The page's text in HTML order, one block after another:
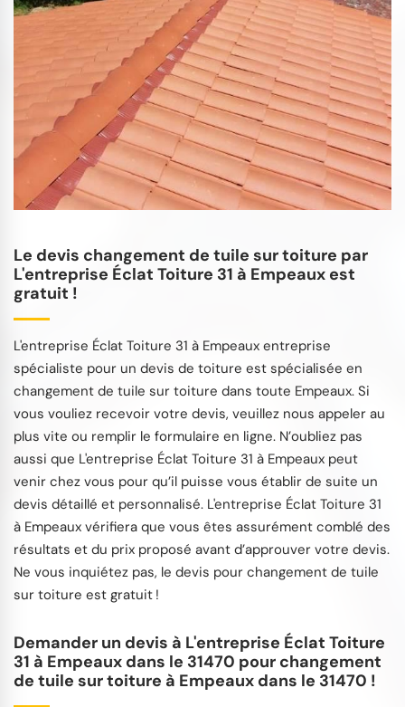
Le devis changement de tuile sur toiture par
L'entreprise Éclat Toiture 31 à Empeaux est
gratuit !
L'entreprise Éclat Toiture 31 à Empeaux entreprise
spécialiste pour un devis de toiture est spécialisée en
changement de tuile sur toiture dans toute Empeaux. Si
vous vouliez recevoir votre devis, veuillez nous appeler au
plus vite ou remplir le formulaire en ligne. N’oubliez pas
aussi que L'entreprise Éclat Toiture 31 à Empeaux peut
venir chez vous pour qu’il puisse vous établir de suite un
devis détaillé et personnalisé. L'entreprise Éclat Toiture 31
à Empeaux vérifiera que vous êtes assurément comblé des
résultats et du prix proposé avant d’approuver votre devis.
Ne vous inquiétez pas, le devis pour changement de tuile
sur toiture est gratuit !
Demander un devis à L'entreprise Éclat Toiture
31 à Empeaux dans le 31470 pour changement
de tuile sur toiture à Empeaux dans le 31470 !